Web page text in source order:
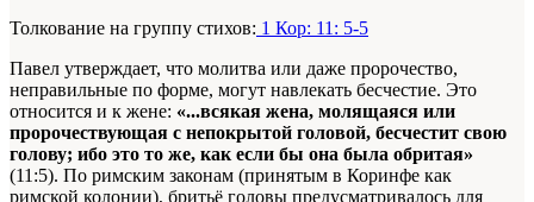
Толкование на группу стихов: 1 Кор: 11: 5-5
Павел утверждает, что молитва или даже пророчество,
неправильные по форме, могут навлекать бесчестие. Это
относится и к жене: «...всякая жена, молящаяся или
пророчествующая с непокрытой головой, бесчестит свою
голову; ибо это то же, как если бы она была обритая»
(11:5). По римским законам (принятым в Коринфе как
римской колонии), бритьё головы предусматривалось для